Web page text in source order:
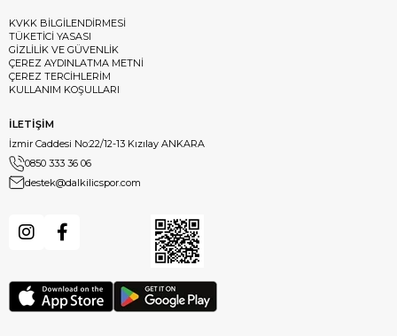
KVKK BİLGİLENDİRMESİ
TÜKETİCİ YASASI
GİZLİLİK VE GÜVENLİK
ÇEREZ AYDINLATMA METNİ
ÇEREZ TERCİHLERİM
KULLANIM KOŞULLARI
İLETİŞİM
İzmir Caddesi No:22/12-13 Kızılay ANKARA
0850 333 36 06
destek@dalkilicspor.com